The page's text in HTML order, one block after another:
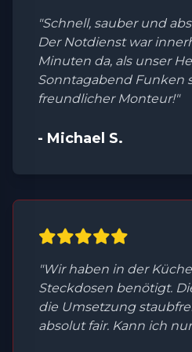
"Schnell, sauber und
Der Notdienst war
Minuten da, als unser
Sonntagabend Funken
freundlicher Monteur!"
- Michael S.
"Wir haben in der
Steckdosen benötigt.
die Umsetzung
absolut fair. Kann ich